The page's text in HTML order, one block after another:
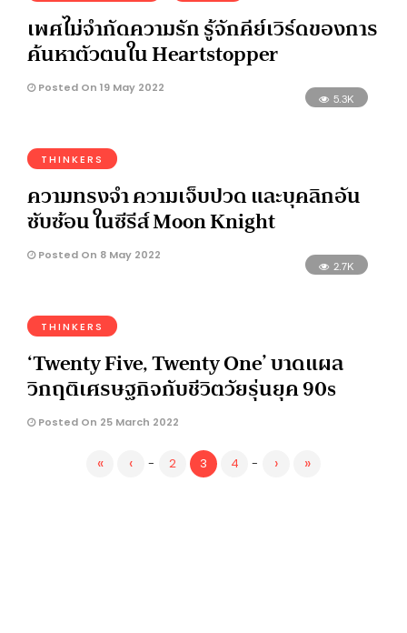
เพศไม่จำกัดความรัก รู้จักคีย์เวิร์ดของการ
ค้นหาตัวตนใน Heartstopper
Posted On 19 May 2022
5.3K
THINKERS
ความทรงจำ ความเจ็บปวด และบุคลิกอัน
ซับซ้อน ในซีรีส์ Moon Knight
Posted On 8 May 2022
2.7K
THINKERS
‘Twenty Five, Twenty One’ บาดแผล
วิกฤติเศรษฐกิจกับชีวิตวัยรุ่นยุค 90s
Posted On 25 March 2022
« ‹ - 2 3 4 - › »